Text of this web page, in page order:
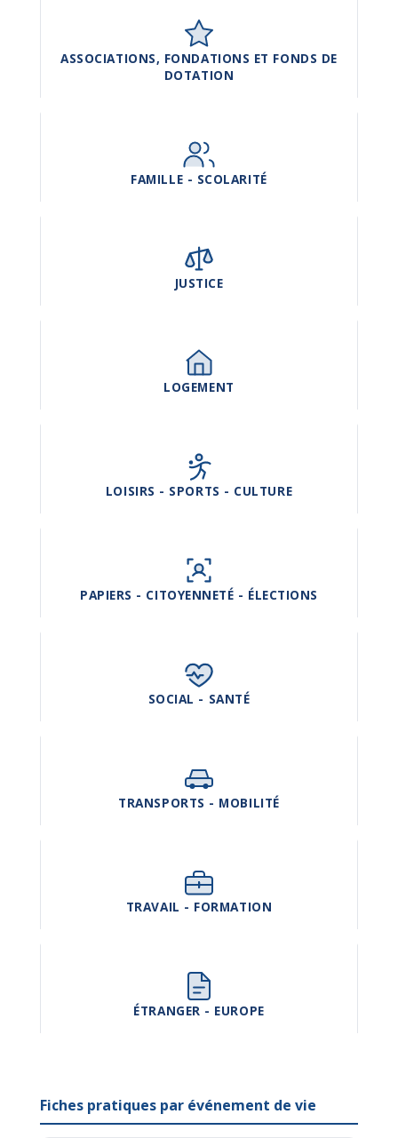
ASSOCIATIONS, FONDATIONS ET FONDS DE
DOTATION
FAMILLE - SCOLARITÉ
JUSTICE
LOGEMENT
LOISIRS - SPORTS - CULTURE
PAPIERS - CITOYENNETÉ - ÉLECTIONS
SOCIAL - SANTÉ
TRANSPORTS - MOBILITÉ
TRAVAIL - FORMATION
ÉTRANGER - EUROPE
Fiches pratiques par événement de vie